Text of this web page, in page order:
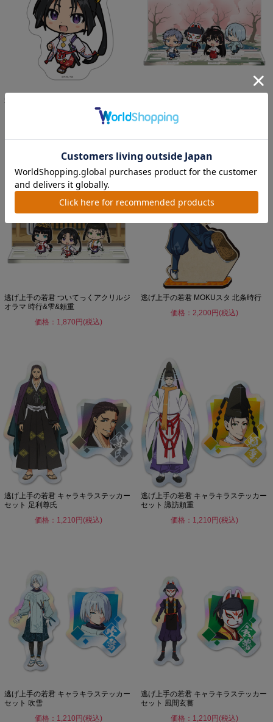
逃げ上手の若君 ついてっくダイカット
価格：1,870円(税込)
逃げ上手の若君 ついてっくアクリルジ
オラマ 時行&雫&頼重
価格：1,870円(税込)
逃げ上手の若君 MOKUスタ 北条時行
価格：2,200円(税込)
逃げ上手の若君 キャラキラステッカー
セット 足利尊氏
価格：1,210円(税込)
逃げ上手の若君 キャラキラステッカー
セット 諏訪頼重
価格：1,210円(税込)
逃げ上手の若君 キャラキラステッカー
セット 吹雪
価格：1,210円(税込)
逃げ上手の若君 キャラキラステッカー
セット 風間玄蕃
価格：1,210円(税込)